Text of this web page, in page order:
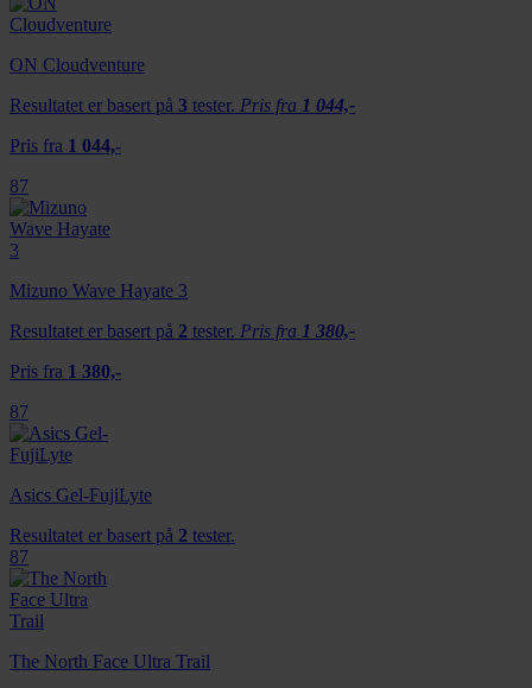
ON Cloudventure
Resultatet er basert på 3 tester. Pris fra 1 044,-
Pris fra 1 044,-
87
Mizuno Wave Hayate 3
Resultatet er basert på 2 tester. Pris fra 1 380,-
Pris fra 1 380,-
87
Asics Gel-FujiLyte
Resultatet er basert på 2 tester.
87
The North Face Ultra Trail